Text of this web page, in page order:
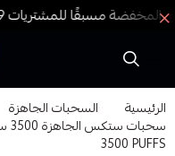
الرئيسية السحبات الجاهزة
3500 PUFFS